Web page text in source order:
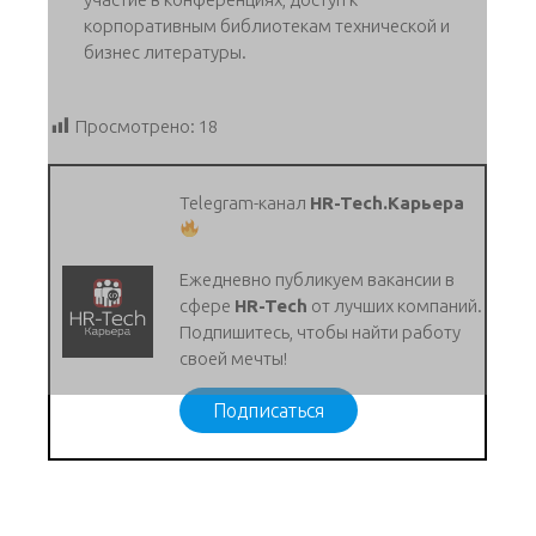
корпоративным библиотекам технической и
бизнес литературы.
Просмотрено: 18
Telegram-канал HR-Tech.Карьера
Ежедневно публикуем вакансии в
сфере HR-Tech от лучших компаний.
Подпишитесь, чтобы найти работу
своей мечты!
Подписаться